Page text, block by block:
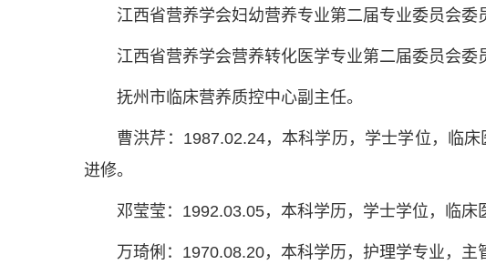
江西省营养学会妇幼营养专业第二届专业委员会委
江西省营养学会营养转化医学专业第二届委员会委
抚州市临床营养质控中心副主任。
曹洪芹：1987.02.24，本科学历，学士学位，临
进修。
邓莹莹：1992.03.05，本科学历，学士学位，临床
万琦俐：1970.08.20，本科学历，护理学专业，